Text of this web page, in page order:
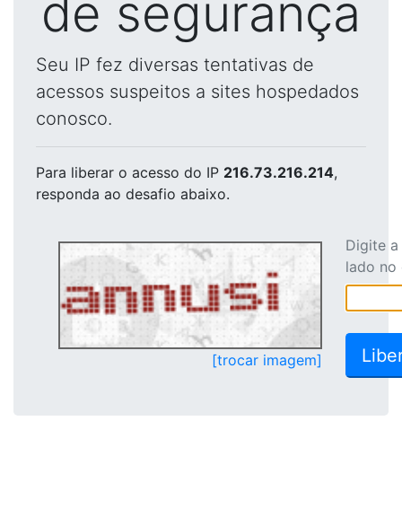
de segurança
Seu IP fez diversas tentativas de
acessos suspeitos a sites hospedados
conosco.
Para liberar o acesso do IP 216.73.216.214,
responda ao desafio abaixo.
[trocar imagem]
Digite
lado no